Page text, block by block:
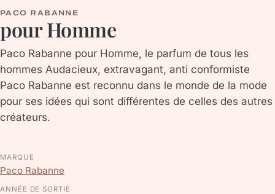
PACO RABANNE
pour Homme
Paco Rabanne pour Homme, le parfum de tous les
hommes Audacieux, extravagant, anti conformiste
Paco Rabanne est reconnu dans le monde de la mode
pour ses idées qui sont différentes de celles des autres
créateurs.
MARQUE
Paco Rabanne
ANNÉE DE SORTIE